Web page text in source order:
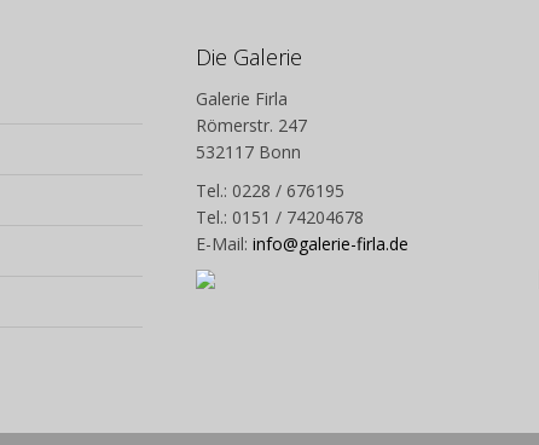
Die Galerie
Galerie Firla
Römerstr. 247
532117 Bonn
Tel.: 0228 / 676195
Tel.: 0151 / 74204678
E-Mail: info@galerie-firla.de